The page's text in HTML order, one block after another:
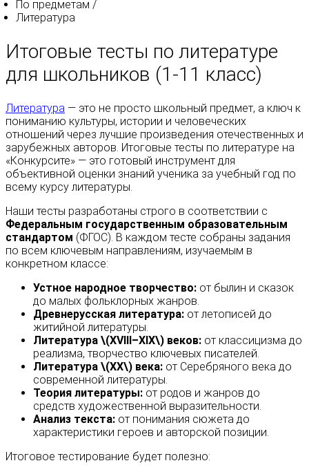
По предметам /
Литература
Итоговые тесты по литературе
для школьников (1-11 класс)
Литература — это не просто школьный предмет, а ключ к
пониманию культуры, истории и человеческих
отношений через лучшие произведения отечественных и
зарубежных авторов. Итоговые тесты по литературе на
«Конкурсите» — это готовый инструмент для
объективной оценки знаний ученика за учебный год по
всему курсу литературы.
Наши тесты разработаны строго в соответствии с
Федеральным государственным образовательным
стандартом (ФГОС). В каждом тесте собраны задания
по всем ключевым направлениям, изучаемым в
конкретном классе:
Устное народное творчество: от былин и сказок
до малых фольклорных жанров.
Древнерусская литература: от летописей до
житийной литературы.
Литература \(XVIII–XIX\) веков: от классицизма до
реализма, творчество ключевых писателей.
Литература \(XX\) века: от Серебряного века до
современной литературы.
Теория литературы: от родов и жанров до
средств художественной выразительности.
Анализ текста: от понимания сюжета до
характеристики героев и авторской позиции.
Итоговое тестирование будет полезно: